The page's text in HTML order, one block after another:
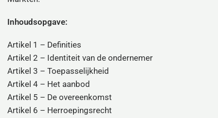
Inhoudsopgave:
Artikel 1 – Definities
Artikel 2 – Identiteit van de ondernemer
Artikel 3 – Toepasselijkheid
Artikel 4 – Het aanbod
Artikel 5 – De overeenkomst
Artikel 6 – Herroepingsrecht